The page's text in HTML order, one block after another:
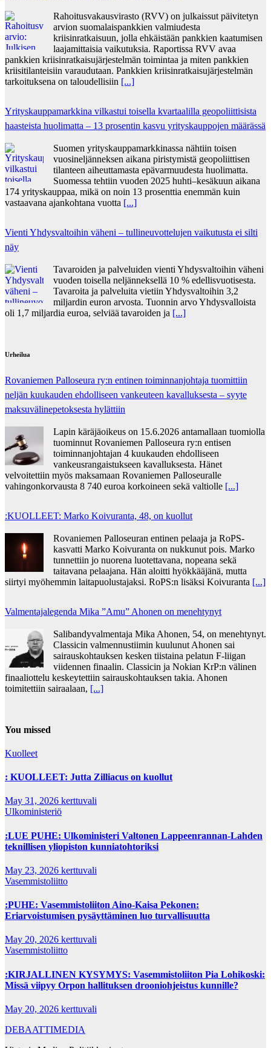
Rahoitusvakausvirasto (RVV) on julkaissut päivitetyn
arvion suomalaispankkien valmiudesta
kriisinratkaisuun, jolla ehkäistään pankkien kaatumisen
laajamittaisia vaikutuksia. Raportissa RVV avaa
pankkien kriisinratkaisujärjestelmän toimintaa ja miten pankkien
kriisitilanteisiin varaudutaan. Pankkien kriisinratkaisujärjestelmän
tarkoituksena on taloudellisiin [...]
Yrityskauppamarkkina vilkastui toisella kvartaalilla geopoliittisista
haasteista huolimatta – 13 prosentin kasvu yrityskauppojen määrässä
Suomen yrityskauppamarkkinassa nähtiin toisen
vuosineljänneksen aikana piristymistä geopoliittisen
tilanteen aiheuttamasta epävarmuudesta huolimatta.
Suomessa tehtiin vuoden 2025 huhti–kesäkuun aikana
174 yrityskauppaa, mikä on noin 13 prosenttia enemmän kuin
vastaavana ajankohtana vuotta [...]
Vienti Yhdysvaltoihin väheni – tullineuvottelujen vaikutusta ei silti
näy
Tavaroiden ja palveluiden vienti Yhdysvaltoihin väheni
vuoden toisella neljänneksellä 10 % edellisvuotisesta.
Tavaroita ja palveluita vietiin Yhdysvaltoihin 3,2
miljardin euron arvosta. Tuonnin arvo Yhdysvalloista
oli 1,7 miljardia euroa, selviää tavaroiden ja [...]
Urheilua
Rovaniemen Palloseura ry:n entinen toiminnanjohtaja tuo­mit­tiin
neljän kuu­kau­den eh­dol­li­seen van­keu­teen ka­val­luk­ses­ta – syyte
mak­su­vä­li­ne­pe­tok­ses­ta hy­lät­tiin
Lapin käräjäoikeus on 15.6.2026 antamallaan tuomiolla
tuominnut Rovaniemen Palloseura ry:n entisen
toiminnanjohtajan 4 kuukauden ehdolliseen
vankeusrangaistukseen kavalluksesta. Hänet
velvoitettiin myös maksamaan Rovaniemen Palloseuralle
vahingonkorvausta 8 740 euroa korkoineen sekä valtiolle [...]
:KUOLLEET: Marko Koivuranta, 48, on kuollut
Rovaniemen Palloseuran entinen pelaaja ja RoPS-
kasvatti Marko Koivuranta on nukkunut pois. Marko
tunnettiin jo nuorena luotettavana, nopeana sekä
taitavana pelaajana. Hän aloitti hyökkääjänä, mutta
siirtyi myöhemmin laitapuolustajaksi. RoPS:n lisäksi Koivuranta [...]
Valmentajalegenda Mika ”Amu” Ahonen on menehtynyt
Salibandyvalmentaja Mika Ahonen, 54, on menehtynyt.
Classicin valmennustiimin kuulunut Ahonen sai
sairauskohtauksen kesken tiistaina pelatun F-liigan
viidennen finaalin. Classicin ja Nokian KrP:n välinen
finaaliottelu keskeytettiin sairauskohtauksen takia. Ahonen
toimitettiin sairaalaan, [...]
You missed
Kuolleet
: KUOLLEET: Jutta Zilliacus on kuollut
May 31, 2026 kerttuvali
Ulkoministeriö
:LUE PUHE: Ulkoministeri Valtonen Lappeenrannan-Lahden
teknillisen yliopiston kunniatohtoriksi
May 23, 2026 kerttuvali
Vasemmistoliitto
:PUHE: Vasemmistoliiton Aino-Kaisa Pekonen:
Eriarvoistumisen pysäyttäminen luo turvallisuutta
May 20, 2026 kerttuvali
Vasemmistoliitto
:KIRJALLINEN KYSYMYS: Vasemmistoliiton Pia Lohikoski:
Missä viipyy Orpon hallituksen drooniohjeistus kunnille?
May 20, 2026 kerttuvali
DEBAATTIMEDIA